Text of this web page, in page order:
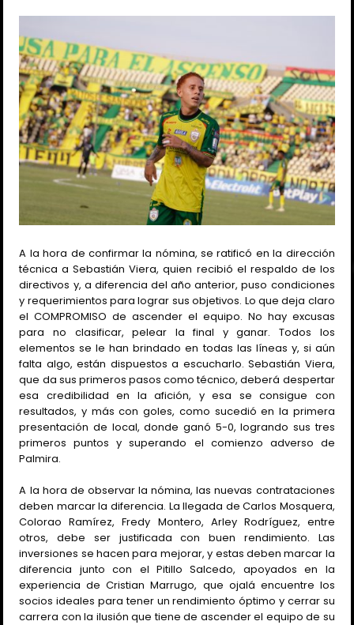
A la hora de confirmar la nómina, se ratificó en la dirección
técnica a Sebastián Viera, quien recibió el respaldo de los
directivos y, a diferencia del año anterior, puso condiciones
y requerimientos para lograr sus objetivos. Lo que deja claro
el COMPROMISO de ascender el equipo. No hay excusas
para no clasificar, pelear la final y ganar. Todos los
elementos se le han brindado en todas las líneas y, si aún
falta algo, están dispuestos a escucharlo. Sebastián Viera,
que da sus primeros pasos como técnico, deberá despertar
esa credibilidad en la afición, y esa se consigue con
resultados, y más con goles, como sucedió en la primera
presentación de local, donde ganó 5-0, logrando sus tres
primeros puntos y superando el comienzo adverso de
Palmira.
A la hora de observar la nómina, las nuevas contrataciones
deben marcar la diferencia. La llegada de Carlos Mosquera,
Colorao Ramírez, Fredy Montero, Arley Rodríguez, entre
otros, debe ser justificada con buen rendimiento. Las
inversiones se hacen para mejorar, y estas deben marcar la
diferencia junto con el Pitillo Salcedo, apoyados en la
experiencia de Cristian Marrugo, que ojalá encuentre los
socios ideales para tener un rendimiento óptimo y cerrar su
carrera con la ilusión que tiene de ascender el equipo de su